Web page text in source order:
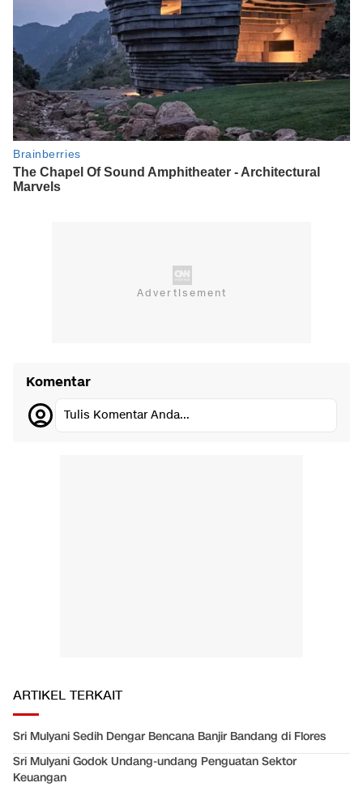
Komentar
Tulis Komentar Anda...
ARTIKEL TERKAIT
Sri Mulyani Sedih Dengar Bencana Banjir Bandang di Flores
Sri Mulyani Godok Undang-undang Penguatan Sektor
Keuangan